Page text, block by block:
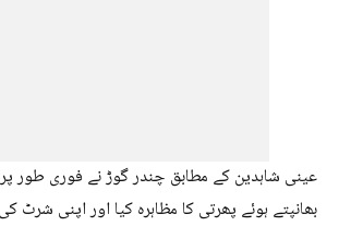
عینی شاہدین کے مطابق چندر گوڑ نے فوری طور
بھانپتے ہوئے پھرتی کا مظاہرہ کیا اور اپنی